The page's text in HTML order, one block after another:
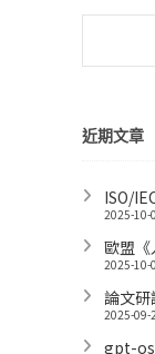
近期文章
ISO/
2025-10-
歐盟《
2025-10-
論文研
2025-09-
gpt-